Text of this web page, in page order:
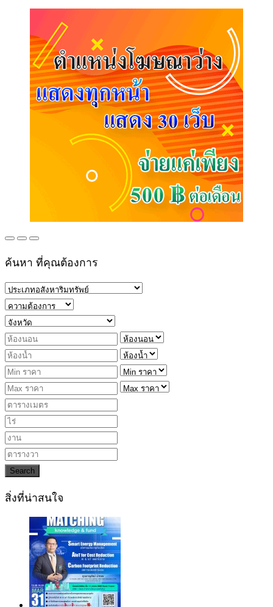
ค้นหา ที่คุณต้องการ
Search
สิ่งที่น่าสนใจ